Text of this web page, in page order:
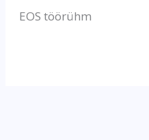
EOS töörühm